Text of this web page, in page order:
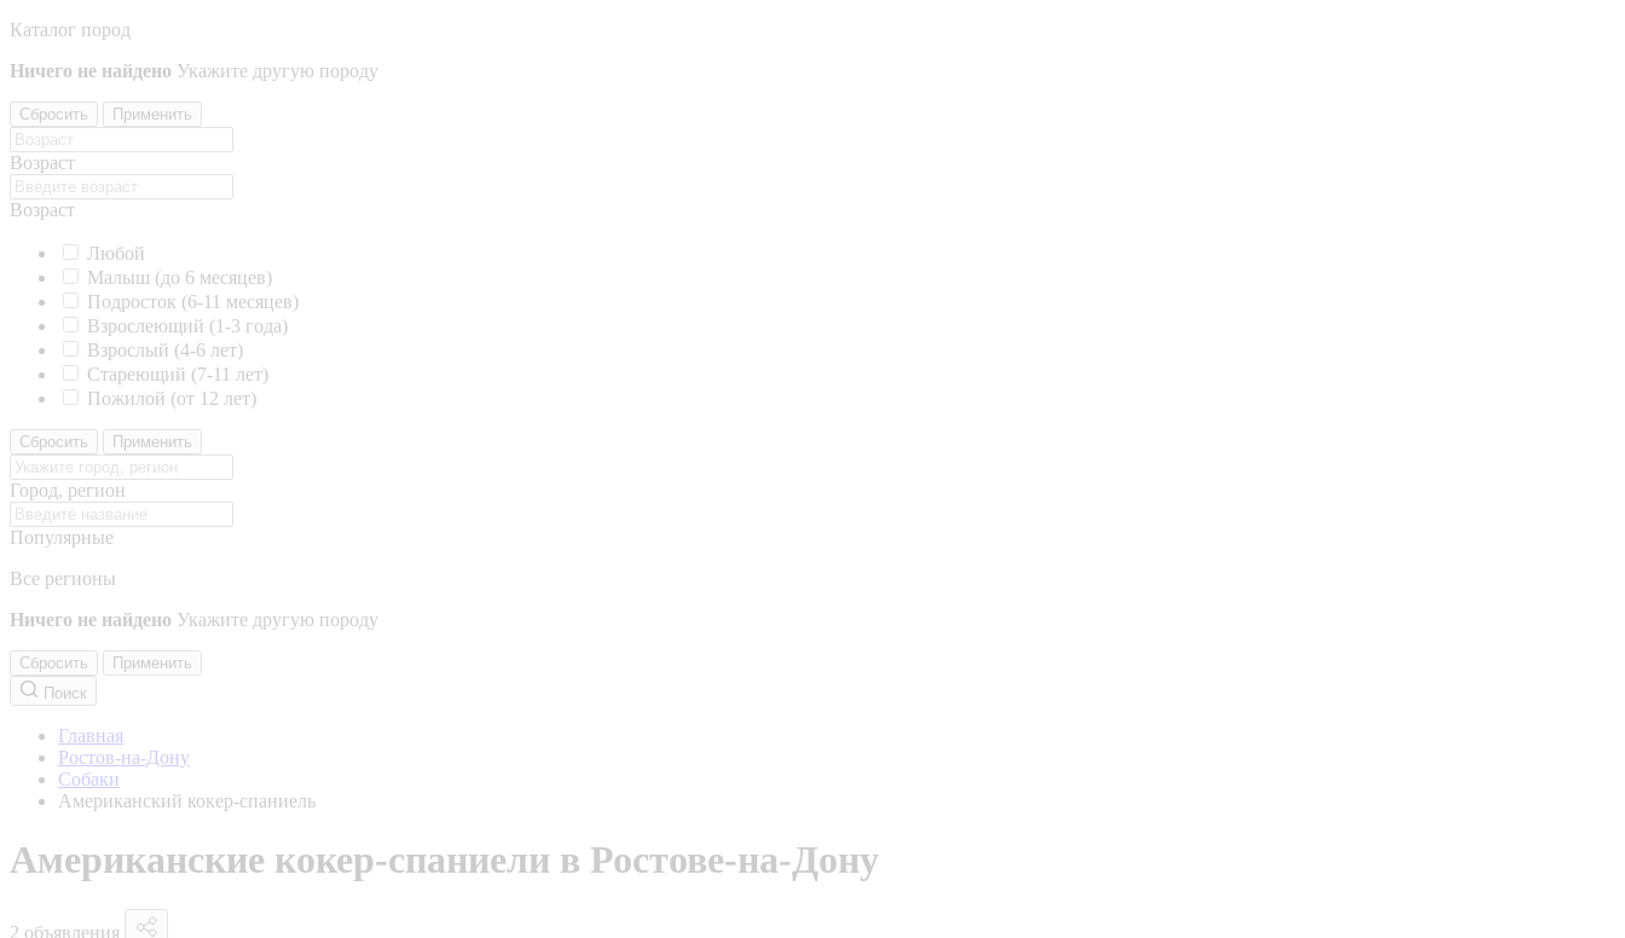
Каталог пород
Ничего не найдено Укажите другую породу
Сбросить Применить
Возраст
Возраст
Любой
Малыш (до 6 месяцев)
Подросток (6-11 месяцев)
Взрослеющий (1-3 года)
Взрослый (4-6 лет)
Стареющий (7-11 лет)
Пожилой (от 12 лет)
Сбросить Применить
Город, регион
Популярные
Все регионы
Ничего не найдено Укажите другую породу
Сбросить
Применить
Поиск
Главная
Ростов-на-Дону
Собаки
Американский кокер-спаниель
Американские кокер-спаниели в Ростове-на-Дону
2 объявления